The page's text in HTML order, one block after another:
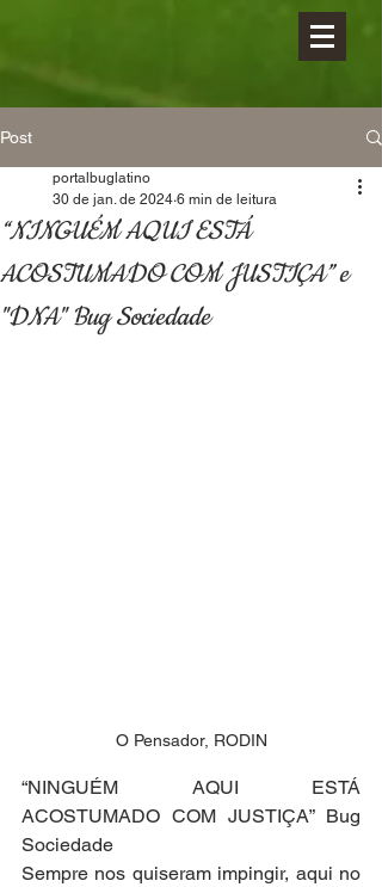
Post
“NINGUÉM AQUI ESTÁ
ACOSTUMADO COM JUSTIÇA” e
"DNA" Bug Sociedade
portalbuglatino
30 de jan. de 2024 6 min de leitura
O Pensador, RODIN
“NINGUÉM AQUI ESTÁ
ACOSTUMADO COM JUSTIÇA” Bug
Sociedade
Sempre nos quiseram impingir, aqui no